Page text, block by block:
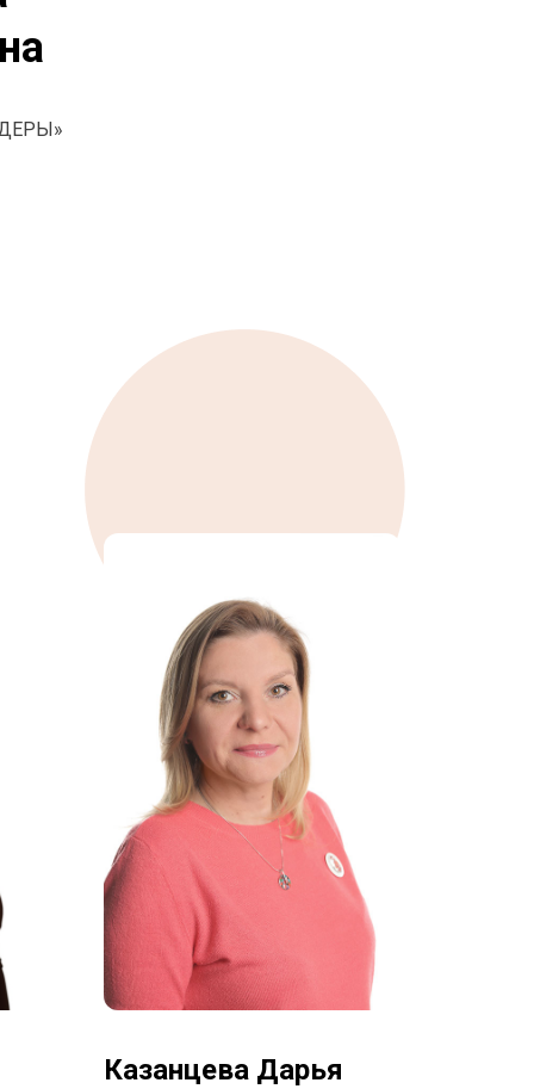
Казанцева Дарья